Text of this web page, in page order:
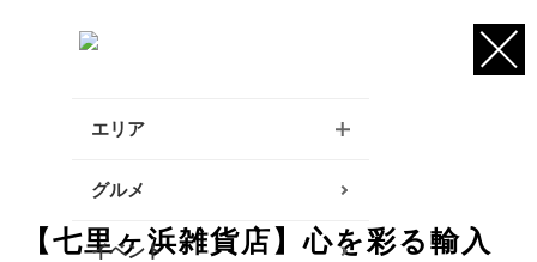
エリア
逗子・葉山・三浦エリア
鎌倉・大船エリア
グルメ
イベント
【七里ヶ浜雑貨店】心を彩る輸入